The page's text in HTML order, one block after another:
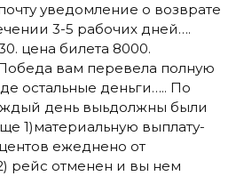
уведомление о возврате
3-5 рабочих дней….
цена билета 8000.
вам перевела полную
остальные деньги….. По
день выьдолжны были
1)материальную выплату-
ежеднено от
рейс отменен и вы нем